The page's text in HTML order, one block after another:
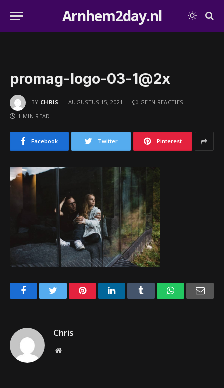
Arnhem2day.nl
promag-logo-03-1@2x
BY CHRIS AUGUSTUS 15, 2021
GEEN REACTIES
1 MIN READ
Facebook Twitter Pinterest
FacebookTwitter PinterestLinkedIn Tumblr WhatsApp
Chris
Website